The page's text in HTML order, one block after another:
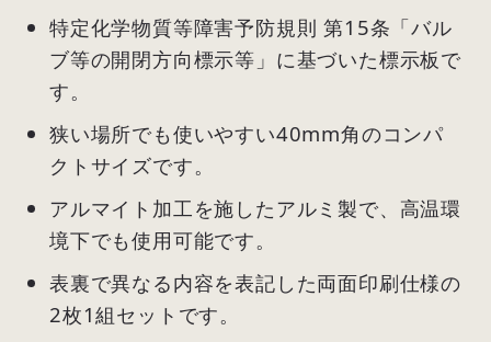
特定化学物質等障害予防規則 第15条「バル
ブ等の開閉方向標示等」に基づいた標示板で
す。
狭い場所でも使いやすい40mm角のコンパ
クトサイズです。
アルマイト加工を施したアルミ製で、高温環
境下でも使用可能です。
表裏で異なる内容を表記した両面印刷仕様の
2枚1組セットです。